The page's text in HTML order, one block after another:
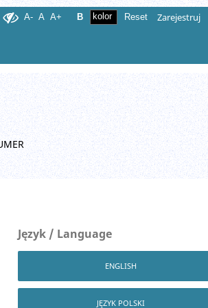
A- A A+ B Reset Zarejestruj
Język / Language
ENGLISH
JĘZYK POLSKI